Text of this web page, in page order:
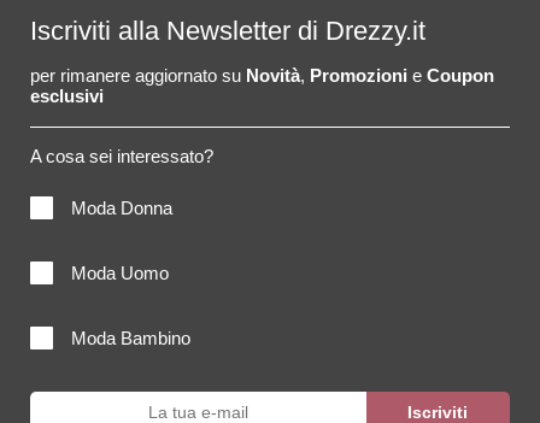
Iscriviti alla Newsletter di Drezzy.it
per rimanere aggiornato su Novità, Promozioni e Coupon
esclusivi
A cosa sei interessato?
Moda Donna
Moda Uomo
Moda Bambino